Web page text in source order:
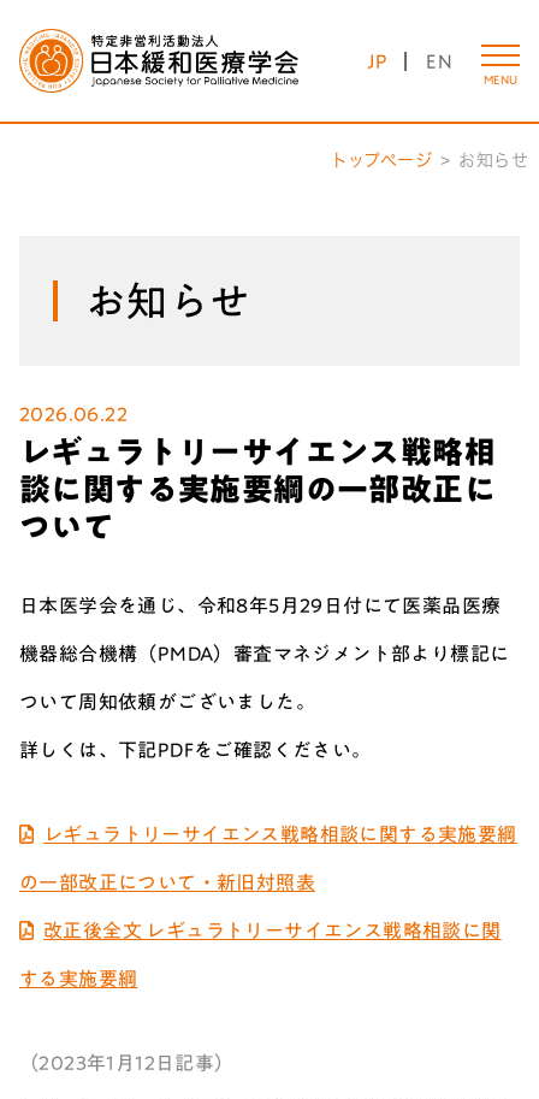
JP EN
MENU
トップページ お知らせ
お知らせ
2026.06.22
レギュラトリーサイエンス戦略相
談に関する実施要綱の一部改正に
ついて
日本医学会を通じ、令和8年5月29日付にて医薬品医療
機器総合機構（PMDA）審査マネジメント部より標記に
ついて周知依頼がございました。
詳しくは、下記PDFをご確認ください。
レギュラトリーサイエンス戦略相談に関する実施要綱
の一部改正について・新旧対照表
改正後全文 レギュラトリーサイエンス戦略相談に関
する実施要綱
（2023年1月12日記事）